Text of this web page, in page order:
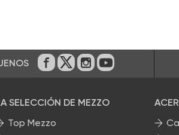
En Facebook
En Twitter
En Instagram
En Youtube
SELECCIÓN DE MEZZO
Top Mezzo